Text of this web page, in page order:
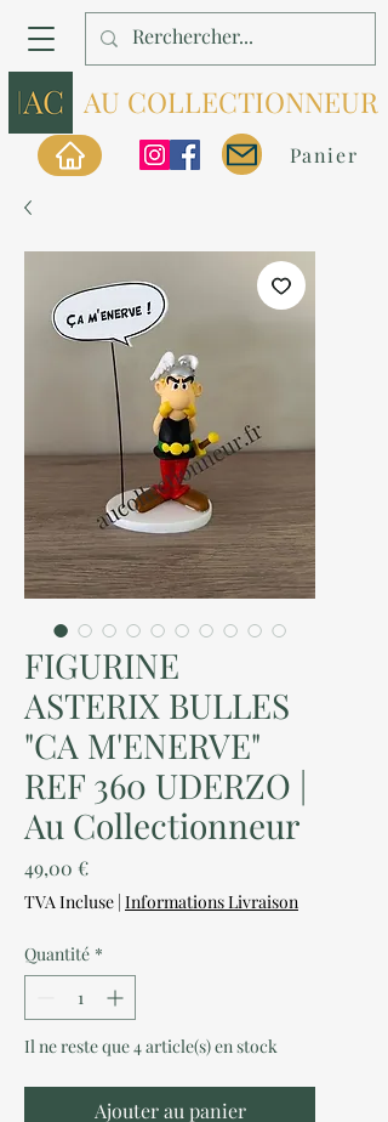
AU COLLECTIONNEUR
Panier
FIGURINE
ASTERIX BULLES
"CA M'ENERVE"
REF 360 UDERZO |
Au Collectionneur
49,00 €Prix
TVA Incluse | Informations Livraison
Quantité *
Il ne reste que 4 article(s) en stock
Ajouter au panier